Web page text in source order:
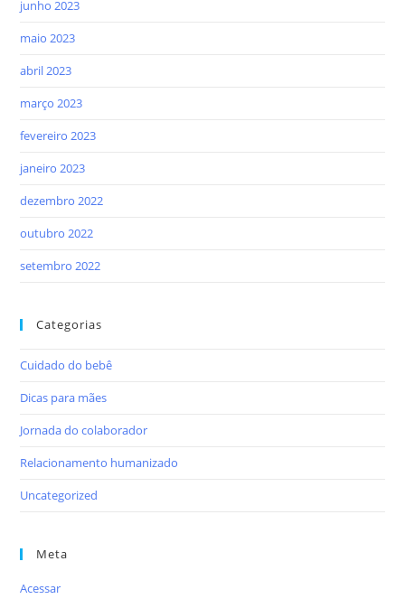
junho 2023
maio 2023
abril 2023
março 2023
fevereiro 2023
janeiro 2023
dezembro 2022
outubro 2022
setembro 2022
Categorias
Cuidado do bebê
Dicas para mães
Jornada do colaborador
Relacionamento humanizado
Uncategorized
Meta
Acessar